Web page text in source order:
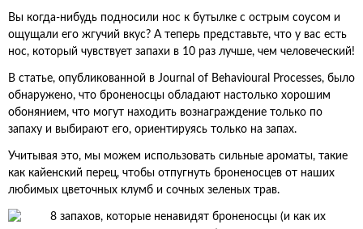
Вы когда-нибудь подносили нос к бутылке с острым соусом и
ощущали его жгучий вкус? А теперь представьте, что у вас есть
нос, который чувствует запахи в 10 раз лучше, чем человеческий!
В статье, опубликованной в Journal of Behavioural Processes, было
обнаружено, что броненосцы обладают настолько хорошим
обонянием, что могут находить вознаграждение только по
запаху и выбирают его, ориентируясь только на запах.
Учитывая это, мы можем использовать сильные ароматы, такие
как кайенский перец, чтобы отпугнуть броненосцев от наших
любимых цветочных клумб и сочных зеленых трав.